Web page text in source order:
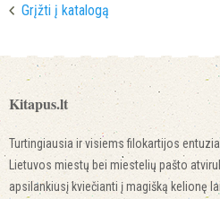
Grįžti į katalogą
Kitapus.lt
Turtingiausia ir visiems filokartijos
Lietuvos miestų bei miestelių pašto
apsilankiusį kviečianti į magišką kelionę